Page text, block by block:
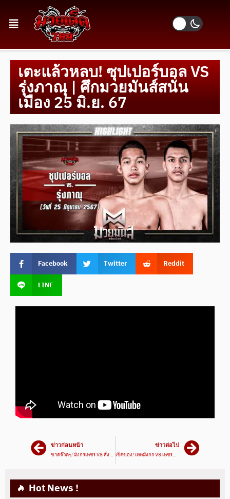
เตะแล้วหลบ! ซุปเปอร์บอล VS
รุ่งภาณุ | ศึกมวยมันส์สนั่น
เมือง 25 มิ.ย. 67
Facebook Twitter
Reddit
LINE
ข่าวก่อนหน้า
ขาดจ๊วดๆ! มังกรเพชร VS สั่งฟ้า | ศึกมวยมันส์สนั่นเมือง 25 มิ.ย. 67
ข่าวต่อไป
เช็คของ! เทพมังกร VS เพชรมนตรี | ศึกมวยมันส์สนั่นเมือง 25 มิ.ย. 67
Hot News !